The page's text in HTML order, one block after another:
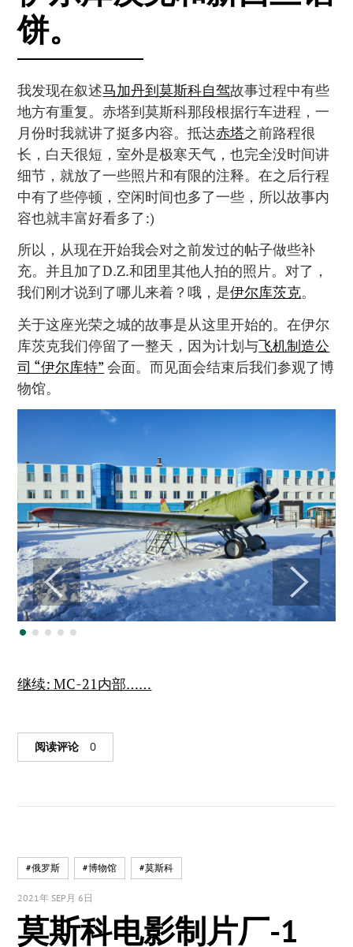
饼。
我发现在叙述马加丹到莫斯科自驾故事过程中有些
地方有重复。赤塔到莫斯科那段根据行车进程，一
月份时我就讲了挺多内容。抵达赤塔之前路程很
长，白天很短，室外是极寒天气，也完全没时间讲
细节，就放了一些照片和有限的注释。在之后行程
中有了些停顿，空闲时间也多了一些，所以故事内
容也就丰富好看多了:)
所以，从现在开始我会对之前发过的帖子做些补
充。并且加了D.Z.和团里其他人拍的照片。对了，
我们刚才说到了哪儿来着？哦，是伊尔库茨克。
关于这座光荣之城的故事是从这里开始的。在伊尔
库茨克我们停留了一整天，因为计划与飞机制造公
司 “伊尔库特”会面。而见面会结束后我们参观了博
物馆。
继续: МС-21内部……
阅读评论 0
#俄罗斯 #博物馆 #莫斯科
2021年 SEP月 6日
莫斯科电影制片厂-1